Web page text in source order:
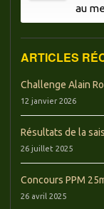
au
ARTICLES
Challenge Alain
12 janvier 2026
Résultats de la
26 juillet 2025
Concours PPM
26 avril 2025